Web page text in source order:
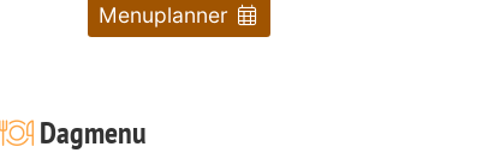
Menuplanner
Dagmenu